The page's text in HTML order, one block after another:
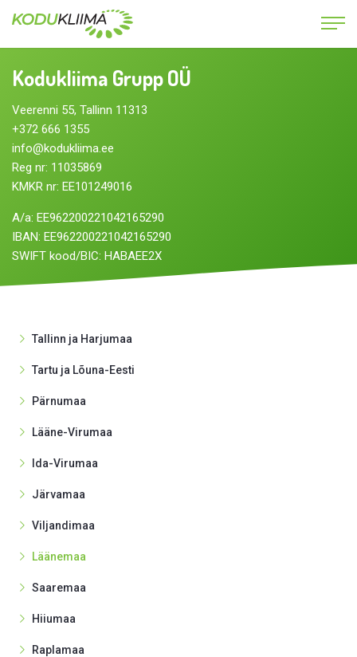
Kodukliima Grupp OÜ
Veerenni 55, Tallinn 11313
+372 666 1355
info@kodukliima.ee
Reg nr: 11035869
KMKR nr: EE101249016
A/a: EE962200221042165290
IBAN: EE962200221042165290
SWIFT kood/BIC: HABAEE2X
Tallinn ja Harjumaa
Tartu ja Lõuna-Eesti
Pärnumaa
Lääne-Virumaa
Ida-Virumaa
Järvamaa
Viljandimaa
Läänemaa
Saaremaa
Hiiumaa
Raplamaa